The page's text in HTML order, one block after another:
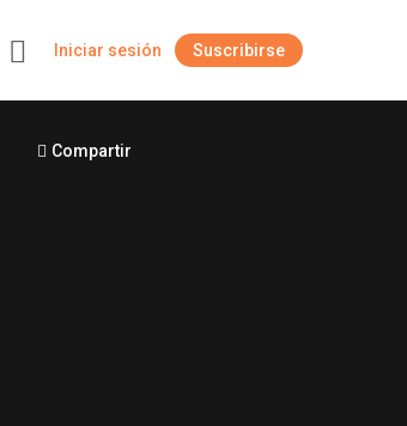
Iniciar sesión Suscribirse
Compartir